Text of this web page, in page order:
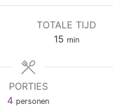
TOTALE TIJD
15 min
PORTIES
4 personen